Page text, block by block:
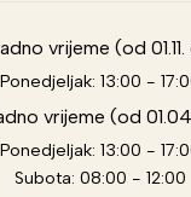
vrijeme (od
Ponedjeljak: 13:00 -
vrijeme (od 01.04.
Ponedjeljak: 13:00 -
Subota: 08:00 - 12:00